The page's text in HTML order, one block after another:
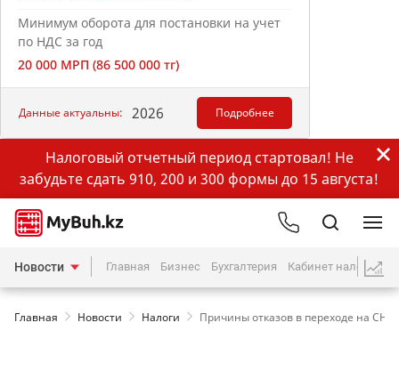
Минимум оборота для постановки на учет
по НДС за год
20 000 МРП (86 500 000 тг)
Данные актуальны: 2026 Подробнее
Налоговый отчетный период стартовал! Не
забудьте сдать 910, 200 и 300 формы до 15 августа!
Новости Главная Бизнес Бухгалтерия Кабинет
Главная Новости Налоги Причины отказов в переходе на